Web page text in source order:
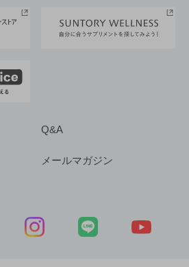
Q&A
メールマガジン